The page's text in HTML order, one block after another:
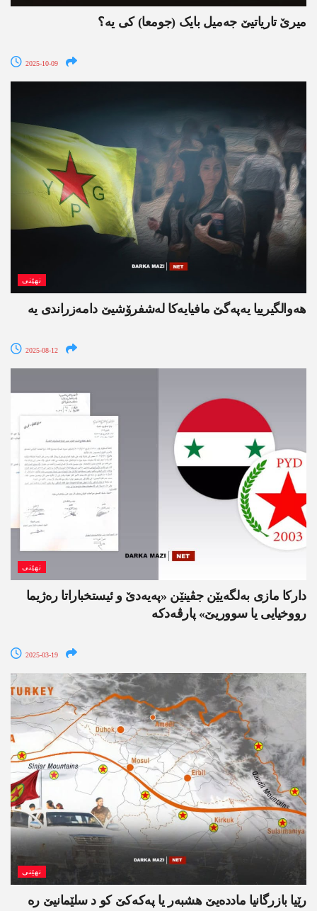
میرێ تاریاتیێ جەمیل بایک (جومعا) کی یە؟
2025-10-09
نھێنی
هه‌والگیرییا یه‌په‌گێ مافیایه‌كا له‌شفرۆشیێ دامه‌زراندی یه‌
2025-08-12
نھێنی
داركا مازی به‌لگه‌یێن جڤینێن «په‌یه‌دێ و ئیستخباراتا ره‌ژیما
رووخیایی یا سووریێ» پارڤه‌دكه
2025-03-19
نھێنی
رێیا بازرگانیا مادده‌یێ هشبه‌ر یا په‌كه‌كێ كو د سلێمانیێ ره‌